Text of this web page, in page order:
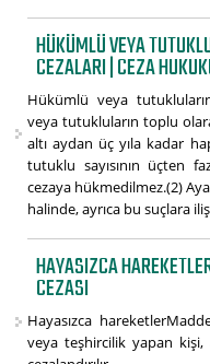
HÜKÜMLÜ VEYA
CEZALARI | CEZA
Hükümlü veya
veya tutukluların toplu
altı aydan üç yıla kadar
tutuklu sayısının üçten
cezaya hükmedilmez.(2)
halinde, ayrıca bu suçlara
HAYASIZCA
CEZASI
Hayasızca
veya teşhircilik yapan kişi,